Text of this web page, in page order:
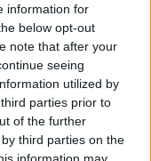
information for
below opt-out
note that after your
seeing
utilized by
parties prior to
of the further
third parties on the
information may
11 Derry
8 Luke
6 Michael
3 Alex
Bohan, 18